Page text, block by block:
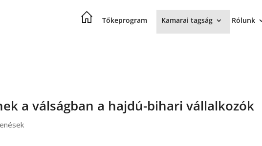
Tőkeprogram Kamarai tagság Rólunk
a válságban a hajdú-bihari vállalkozók